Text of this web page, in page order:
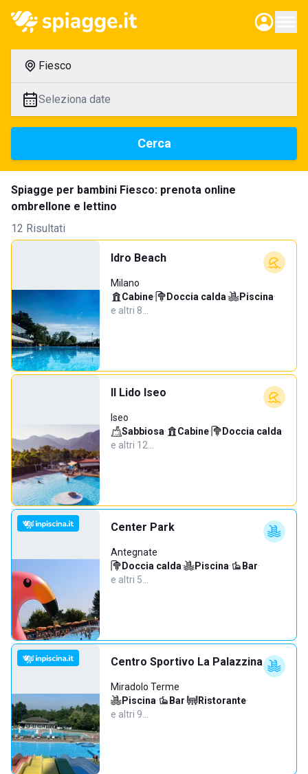
Fiesco
Seleziona date
Cerca
Spiagge per bambini Fiesco: prenota online
ombrellone e lettino
12 Risultati
Idro Beach
Milano
Cabine· Doccia calda· Piscina·
e altri 8…
Il Lido Iseo
Iseo
Sabbiosa· Cabine· Doccia calda·
e altri 12…
Center Park
Antegnate
Doccia calda· Piscina· Bar·
e altri 5…
Centro Sportivo La Palazzina
Miradolo Terme
Piscina· Bar· Ristorante·
e altri 9…